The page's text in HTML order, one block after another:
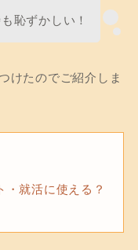
恥ずかしい！
けたのでご紹介しま
就活に使える？